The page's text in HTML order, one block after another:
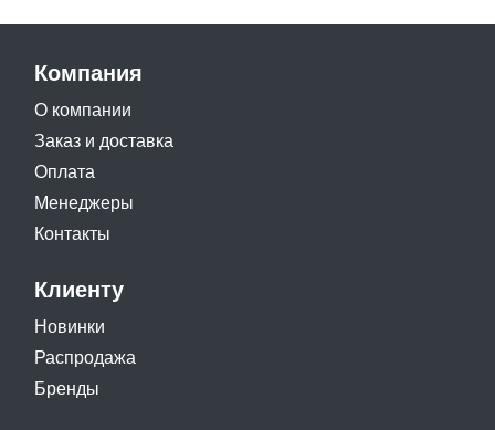
Компания
О компании
Заказ и доставка
Оплата
Менеджеры
Контакты
Клиенту
Новинки
Распродажа
Бренды